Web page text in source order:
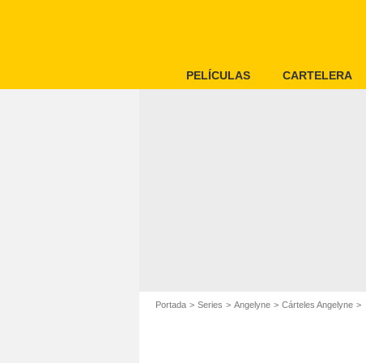
PELÍCULAS CARTELERA
Portada Series Angelyne Cárteles Angelyne